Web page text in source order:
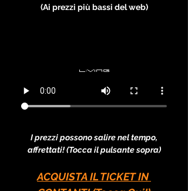
(Ai prezzi più bassi del web)
I prezzi possono salire nel tempo,
affrettati! (Tocca il pulsante sopra)
ACQUISTA IL TICKET IN